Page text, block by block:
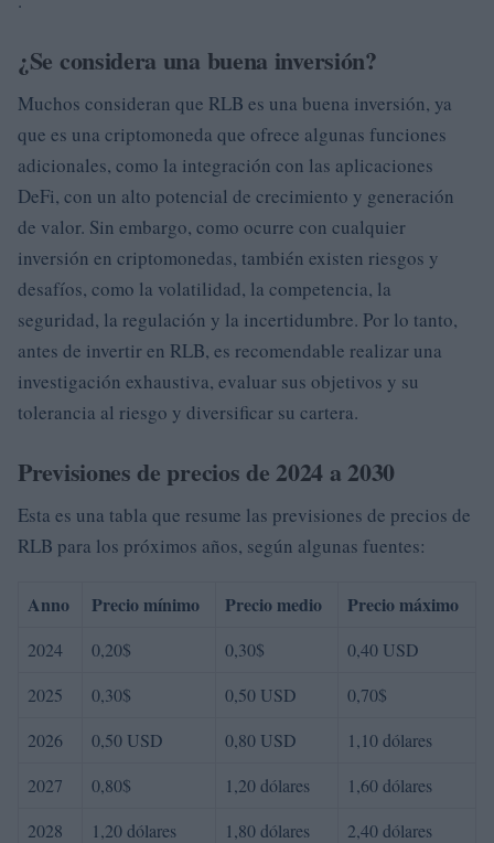
¿Se considera una buena inversión?
Muchos consideran que RLB es una buena inversión, ya
que es una criptomoneda que ofrece algunas funciones
adicionales, como la integración con las aplicaciones
DeFi, con un alto potencial de crecimiento y generación
de valor. Sin embargo, como ocurre con cualquier
inversión en criptomonedas, también existen riesgos y
desafíos, como la volatilidad, la competencia, la
seguridad, la regulación y la incertidumbre. Por lo tanto,
antes de invertir en RLB, es recomendable realizar una
investigación exhaustiva, evaluar sus objetivos y su
tolerancia al riesgo y diversificar su cartera.
Previsiones de precios de 2024 a 2030
Esta es una tabla que resume las previsiones de precios de
RLB para los próximos años, según algunas fuentes:
Anno Precio mínimo Precio medio Precio máximo
2024 0,20$ 0,30$
0,40 USD
2025
0,30$ 0,50 USD
0,70$
2026
0,50 USD 0,80 USD
1,10 dólares
2027
0,80$ 1,20 dólares
1,60 dólares
2028
1,20 dólares 1,80 dólares
2,40 dólares